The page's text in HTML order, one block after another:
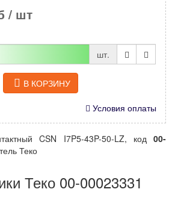
/ шт
шт.
В КОРЗИНУ
Условия оплаты
CSN I7P5-43P-50-LZ, код 00-
Теко
Теко 00-00023331